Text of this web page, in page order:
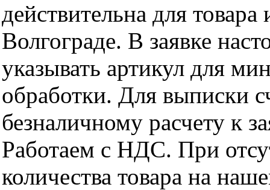
действительна для
Волгограде. В заявке
указывать артикул для
обработки. Для выписки
безналичному расчету к
Работаем с НДС. При
количества товара на